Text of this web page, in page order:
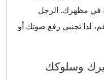
في مظهرك. الرجل
لذا تجنبي رفع صوتك أو